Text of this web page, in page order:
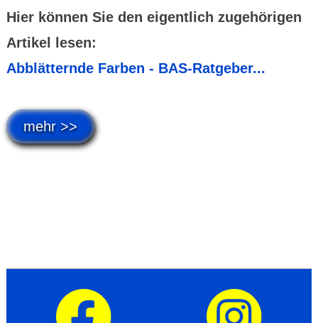
Hier können Sie den eigentlich zugehörigen
Artikel lesen:
Abblätternde Farben - BAS-Ratgeber...
mehr >>